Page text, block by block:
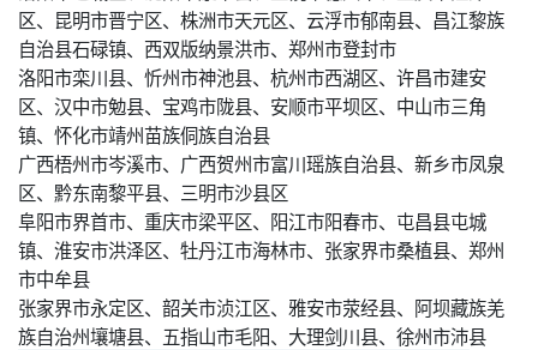
区、昆明市晋宁区、株洲市天元区、云浮市郁南县、昌江黎族
自治县石碌镇、西双版纳景洪市、郑州市登封市
洛阳市栾川县、忻州市神池县、杭州市西湖区、许昌市建安
区、汉中市勉县、宝鸡市陇县、安顺市平坝区、中山市三角
镇、怀化市靖州苗族侗族自治县
广西梧州市岑溪市、广西贺州市富川瑶族自治县、新乡市凤泉
区、黔东南黎平县、三明市沙县区
阜阳市界首市、重庆市梁平区、阳江市阳春市、屯昌县屯城
镇、淮安市洪泽区、牡丹江市海林市、张家界市桑植县、郑州
市中牟县
张家界市永定区、韶关市浈江区、雅安市荥经县、阿坝藏族羌
族自治州壤塘县、五指山市毛阳、大理剑川县、徐州市沛县